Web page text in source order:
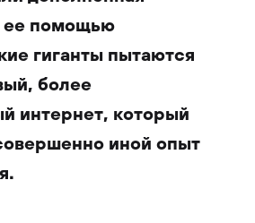
ее помощью
гиганты пытаются
более
интернет, который
иной опыт